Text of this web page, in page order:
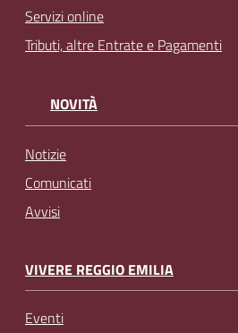
Servizi online
Tributi, altre Entrate e Pagamenti
NOVITÀ
Notizie
Comunicati
Avvisi
VIVERE REGGIO EMILIA
Eventi